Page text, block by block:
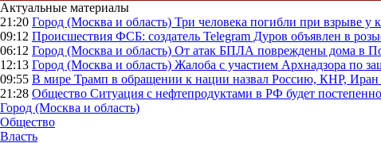
Актуальные материалы
21:20 Город (Москва и область) Три человека погибли при
09:12 Происшествия ФСБ: создатель Telegram Дуров объявлен в
06:12 Город (Москва и область) От атак БПЛА повреждены дома в
12:13 Город (Москва и область) Жалоба с участием Архнадзора по
09:55 В мире Трамп в обращении к нации назвал Россию, КНР,
21:28 Общество Ситуация с нефтепродуктами в РФ будет
Город (Москва и область)
Общество
Власть